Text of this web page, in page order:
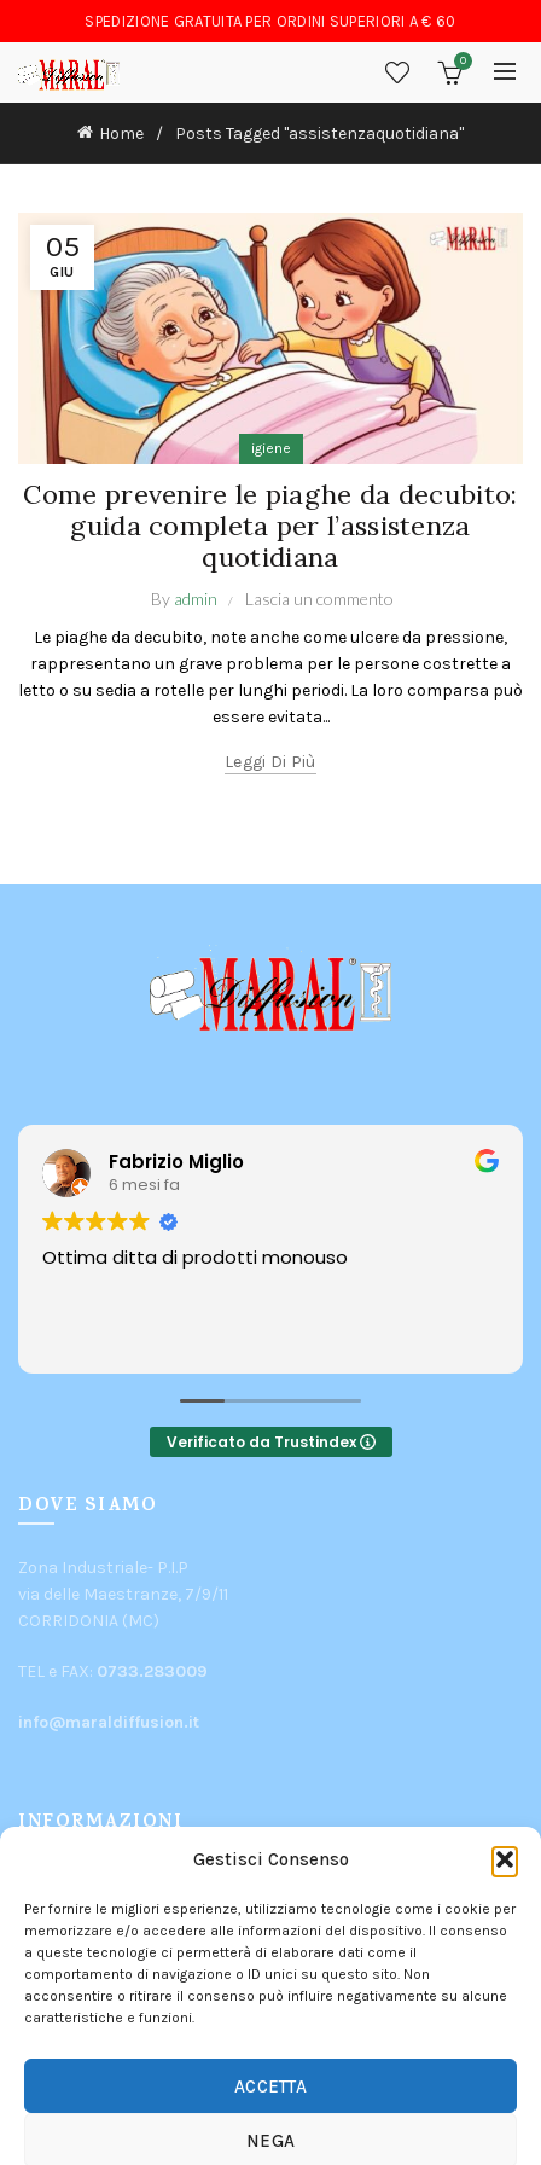
Gestisci Consenso
Per fornire le migliori esperienze, utilizziamo tecnologie come i cookie per
memorizzare e/o accedere alle informazioni del dispositivo. Il consenso
a queste tecnologie ci permetterà di elaborare dati come il
comportamento di navigazione o ID unici su questo sito. Non
acconsentire o ritirare il consenso può influire negativamente su alcune
caratteristiche e funzioni.
ACCETTA
NEGA
SPEDIZIONE GRATUITA PER ORDINI SUPERIORI A € 60
0
Home Posts Tagged "assistenzaquotidiana"
05
GIU
igiene
Come prevenire le piaghe da decubito:
guida completa per l’assistenza
quotidiana
By admin
Lascia un commento
Le piaghe da decubito, note anche come ulcere da pressione,
rappresentano un grave problema per le persone costrette a
letto o su sedia a rotelle per lunghi periodi. La loro comparsa può
essere evitata...
Leggi Di Più
Fabrizio Miglio
6 mesi fa
Ottima ditta di prodotti monouso
Verificato da Trustindex
DOVE SIAMO
Zona Industriale- P.I.P
via delle Maestranze, 7/9/11
CORRIDONIA (MC)
TEL e FAX: 0733.283009
info@maraldiffusion.it
INFORMAZIONI
CHI SIAMO
CONTATTI
POLITICA DEI RESI
PRIVACY POLICY–COOKIE POLICY
INFORMATIVA DEI CONTRIBUTI PUBBLICI